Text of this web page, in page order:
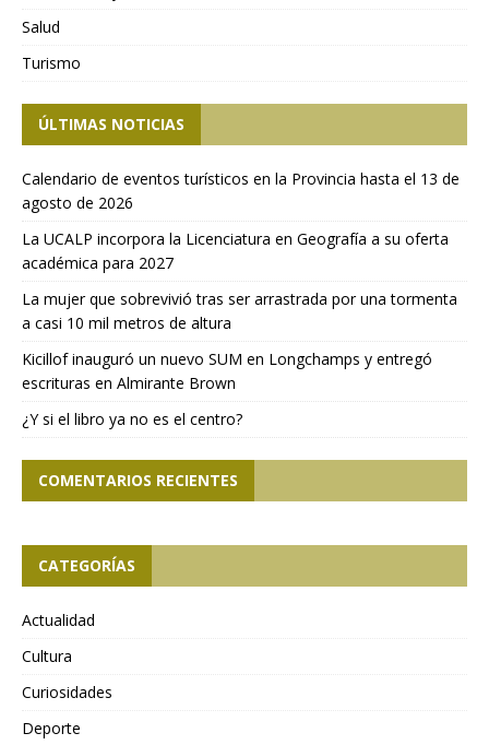
Salud
Turismo
ÚLTIMAS NOTICIAS
Calendario de eventos turísticos en la Provincia hasta el 13 de
agosto de 2026
La UCALP incorpora la Licenciatura en Geografía a su oferta
académica para 2027
La mujer que sobrevivió tras ser arrastrada por una tormenta
a casi 10 mil metros de altura
Kicillof inauguró un nuevo SUM en Longchamps y entregó
escrituras en Almirante Brown
¿Y si el libro ya no es el centro?
COMENTARIOS RECIENTES
CATEGORÍAS
Actualidad
Cultura
Curiosidades
Deporte